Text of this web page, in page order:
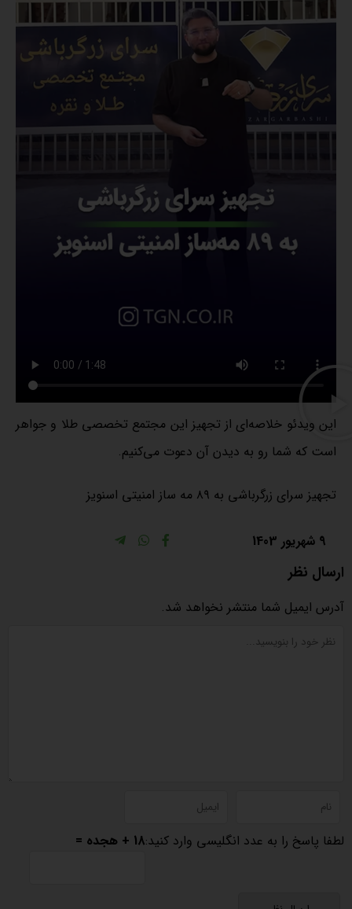
این ویدئو خلاصه‌ای از تجهیز این مجتمع تخصصی طلا و جواهر
است که شما رو به دیدن آن دعوت می‌کنیم.
تجهیز سرای زرگرباشی به ۸۹ مه ساز امنیتی اسنویز
9 شهریور 1403
ارسال نظر
آدرس ایمیل شما منتشر نخواهد شد.
لطفا پاسخ را به عدد انگلیسی وارد کنید:18 + هجده =